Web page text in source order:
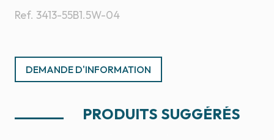
Ref. 3413-55B1.5W-04
DEMANDE D'INFORMATION
PRODUITS SUGGÉRÉS